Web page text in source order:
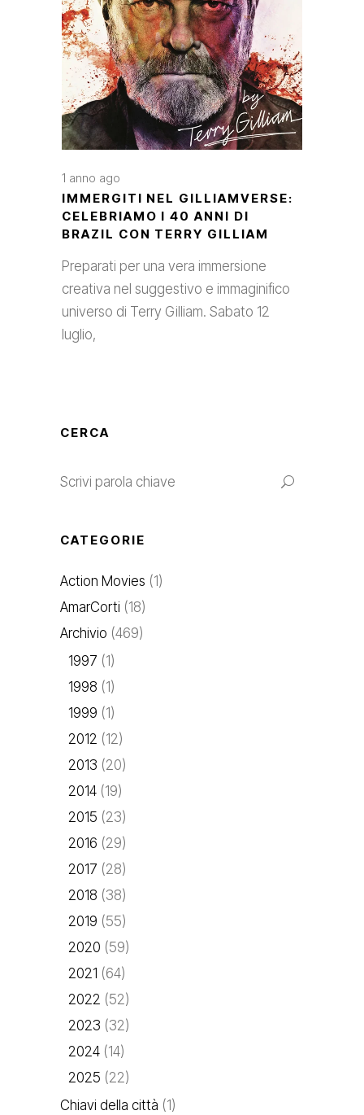
1 anno ago
IMMERGITI NEL GILLIAMVERSE:
CELEBRIAMO I 40 ANNI DI
BRAZIL CON TERRY GILLIAM
Preparati per una vera immersione
creativa nel suggestivo e immaginifico
universo di Terry Gilliam. Sabato 12
luglio,
CERCA
CATEGORIE
Action Movies (1)
AmarCorti (18)
Archivio (469)
1997 (1)
1998 (1)
1999 (1)
2012 (12)
2013 (20)
2014 (19)
2015 (23)
2016 (29)
2017 (28)
2018 (38)
2019 (55)
2020 (59)
2021 (64)
2022 (52)
2023 (32)
2024 (14)
2025 (22)
Chiavi della città (1)